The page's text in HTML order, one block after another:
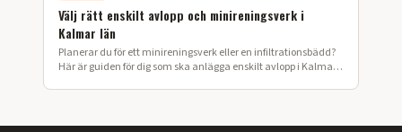
Välj rätt enskilt avlopp och minireningsverk i
Kalmar län
Planerar du för ett minireningsverk eller en infiltrationsbädd?
Här är guiden för dig som ska anlägga enskilt avlopp i Kalmar